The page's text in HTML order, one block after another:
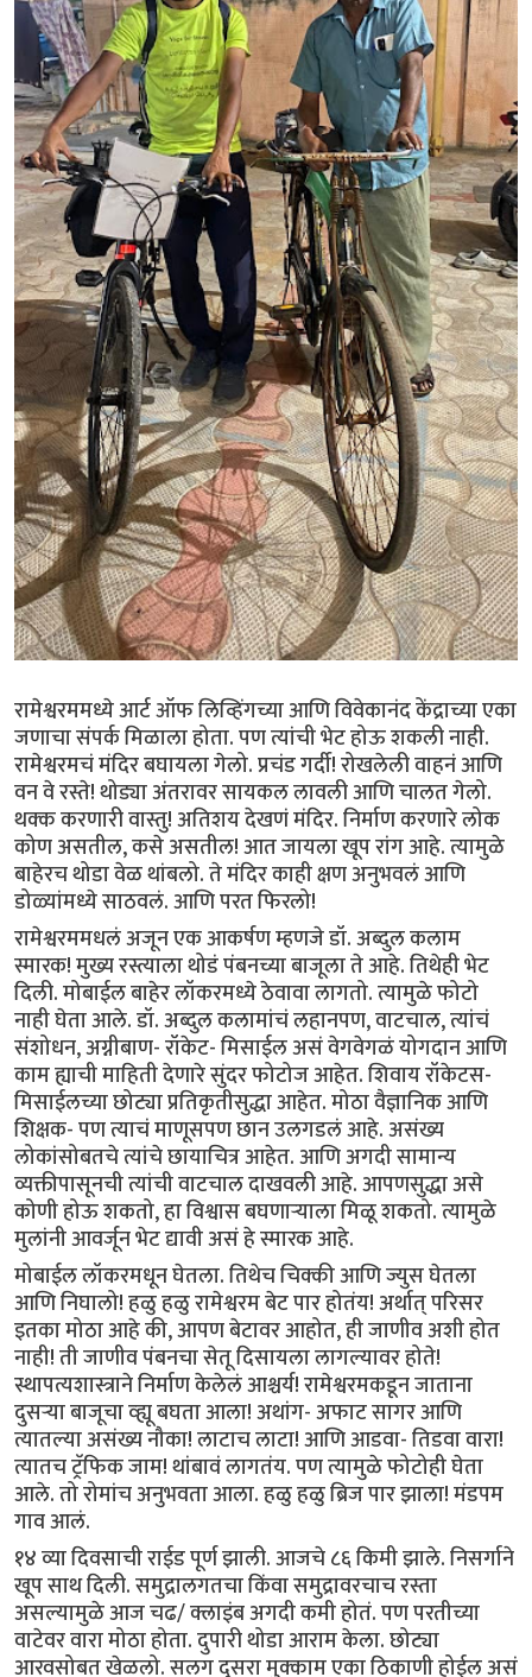
रामेश्वरममध्ये आर्ट ऑफ लिव्हिंगच्या आणि विवेकानंद केंद्राच्या एका
जणाचा संपर्क मिळाला होता. पण त्यांची भेट होऊ शकली नाही.
रामेश्वरमचं मंदिर बघायला गेलो. प्रचंड गर्दी! रोखलेली वाहनं आणि
वन वे रस्ते! थोड्या अंतरावर सायकल लावली आणि चालत गेलो.
थक्क करणारी वास्तु! अतिशय देखणं मंदिर. निर्माण करणारे लोक
कोण असतील, कसे असतील! आत जायला खूप रांग आहे. त्यामुळे
बाहेरच थोडा वेळ थांबलो. ते मंदिर काही क्षण अनुभवलं आणि
डोळ्यांमध्ये साठवलं. आणि परत फिरलो!
रामेश्वरममधलं अजून एक आकर्षण म्हणजे डॉ. अब्दुल कलाम
स्मारक! मुख्य रस्त्याला थोडं पंबनच्या बाजूला ते आहे. तिथेही भेट
दिली. मोबाईल बाहेर लॉकरमध्ये ठेवावा लागतो. त्यामुळे फोटो
नाही घेता आले. डॉ. अब्दुल कलामांचं लहानपण, वाटचाल, त्यांचं‌
संशोधन, अग्नीबाण- रॉकेट- मिसाईल असं वेगवेगळं योगदान आणि
काम ह्याची माहिती देणारे सुंदर फोटोज आहेत. शिवाय रॉकेटस-
मिसाईलच्या छोट्या प्रतिकृतीसुद्धा आहेत. मोठा वैज्ञानिक आणि
शिक्षक- पण त्याचं माणूसपण छान उलगडलं आहे. असंख्य
लोकांसोबतचे त्यांचे छायाचित्र आहेत. आणि अगदी सामान्य
व्यक्तीपासूनची त्यांची वाटचाल दाखवली आहे. आपणसुद्धा असे
कोणी होऊ शकतो, हा विश्वास बघणार्‍याला मिळू शकतो. त्यामुळे
मुलांनी आवर्जून भेट द्यावी असं हे स्मारक आहे.
मोबाईल लॉकरमधून घेतला. तिथेच चिक्की आणि ज्युस घेतला
आणि निघालो! हळु हळु रामेश्वरम बेट पार होतंय! अर्थात् परिसर
इतका मोठा आहे की, आपण बेटावर आहोत, ही जाणीव अशी होत
नाही! ती‌ जाणीव पंबनचा सेतू दिसायला लागल्यावर होते!
स्थापत्यशास्त्राने निर्माण केलेलं आश्चर्य! रामेश्वरमकडून जाताना
दुसर्‍या बाजूचा व्ह्यू बघता आला! अथांग- अफाट सागर आणि
त्यातल्या असंख्य नौका! लाटाच लाटा! आणि आडवा- तिडवा वारा!
त्यातच ट्रॅफिक जाम! थांबावं लागतंय. पण त्यामुळे फोटोही घेता
आले. तो रोमांच अनुभवता आला. हळु हळु ब्रिज पार झाला! मंडपम
गाव आलं.
१४ व्या दिवसाची राईड पूर्ण झाली. आजचे ८६ किमी झाले. निसर्गाने
खूप साथ दिली. समुद्रालगतचा किंवा समुद्रावरचाच रस्ता
असल्यामुळे आज चढ/ क्लाइंब अगदी कमी होतं. पण परतीच्या
वाटेवर वारा मोठा होता. दुपारी थोडा आराम केला. छोट्या
आरवसोबत खेळलो. सलग दुसरा मुक्काम एका ठिकाणी होईल असं